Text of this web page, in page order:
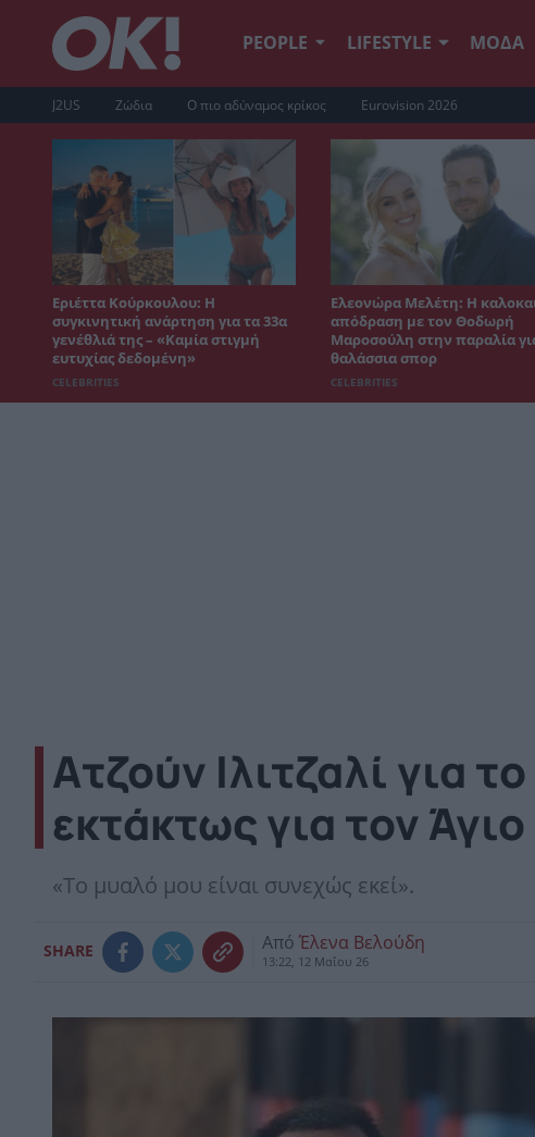
PEOPLE LIFESTYLE ΜΟΔΑ
J2US Ζώδια Ο πιο αδύναμος κρίκος Eurovision 2026
Εριέττα Κούρκουλου: Η
συγκινητική ανάρτηση για τα 33α
γενέθλιά της – «Καμία στιγμή
ευτυχίας δεδομένη»
CELEBRITIES
Ελεονώρα Μελέτη: Η
απόδραση με τον Θοδωρή
Μαροσούλη στην παραλία
θαλάσσια σπορ
CELEBRITIES
Ατζούν Ιλιτζαλί για
εκτάκτως για τον
«Tο μυαλό μου είναι συνεχώς εκεί».
SHARE Από Έλενα Βελούδη
13:22, 12 Μαΐου 26